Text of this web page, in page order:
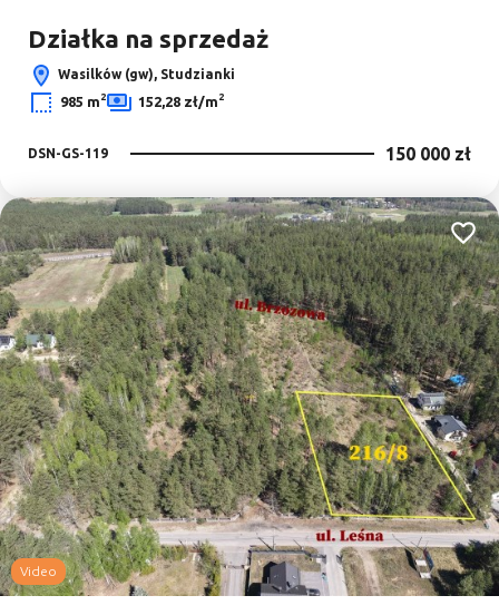
Działka na sprzedaż
Wasilków (gw), Studzianki
985 m2 152,28 zł/m2
DSN-GS-119 150 000 zł
Video